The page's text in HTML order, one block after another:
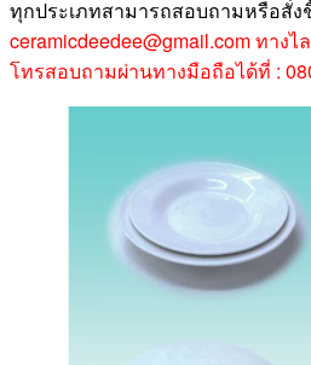
ทุกประเภทสามารถสอบถามหรือสั่ง
ceramicdeedee@gmail.com ทางไ
โทรสอบถามผ่านทางมือถือได้ที่ :